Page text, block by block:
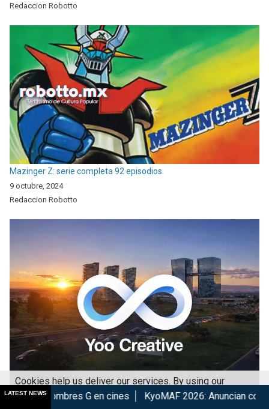
Redaccion Robotto
Mazinger Z: serie completa 92 episodios.
9 octubre, 2024
Redaccion Robotto
Yoo Creative fortalece su presencia en el mercado mexicano de
LATEST NEWS
cines KyoMAF 2026: Anuncian colaboraciones y
Cookies help us deliver our services. By using our
services, you agree to our use of cookies.
Got it